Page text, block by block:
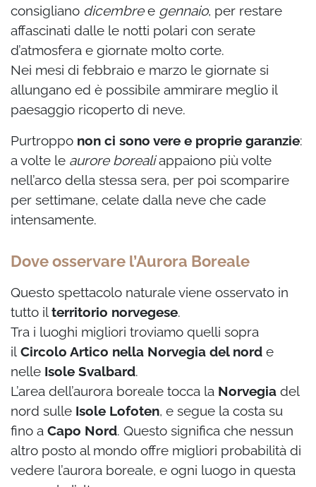
consigliano dicembree gennaio, per restare
affascinati dalle le notti polari con serate
d’atmosfera e giornate molto corte.
Nei mesi di febbraio e marzo le giornate si
allungano ed è possibile ammirare meglio il
paesaggio ricoperto di neve.
Purtroppo non ci sono vere e proprie garanzie:
a volte le aurore borealiappaiono più volte
nell’arco della stessa sera, per poi scomparire
per settimane, celate dalla neve che cade
intensamente.
Dove osservare l’Aurora Boreale
Questo spettacolo naturale viene osservato in
tutto ilterritorio norvegese.
Tra i luoghi migliori troviamo quelli sopra
il Circolo Artico nella Norvegia del nord e
nelle Isole Svalbard.
L’area dell’aurora boreale tocca la Norvegia del
nord sulle Isole Lofoten, e segue la costa su
fino a Capo Nord. Questo significa che nessun
altro posto al mondo offre migliori probabilità di
vedere l’aurora boreale, e ogni luogo in questa